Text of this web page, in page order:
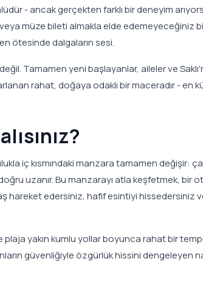
- ancak gerçekten farklı bir deneyim
müze bileti almakla elde edemeyeceğiniz
ötesinde dalgaların sesi.
Tamamen yeni başlayanlar, aileler ve
rahat, doğaya odaklı bir maceradır - en
iç kısmındaki manzara tamamen değişir:
uzanır. Bu manzarayı atla keşfetmek, bir
hareket edersiniz, hafif esintiyi hissedersiniz
plaja yakın kumlu yollar boyunca rahat bir
güvenliğiyle özgürlük hissini dengeleyen